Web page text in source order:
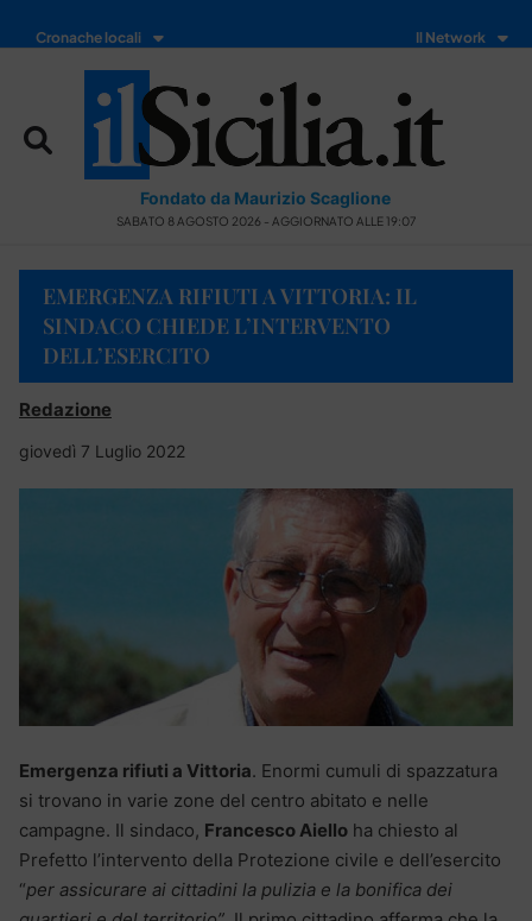
Cronache locali Il Network
Fondato da Maurizio Scaglione
SABATO 8 AGOSTO 2026 - AGGIORNATO ALLE 19:07
EMERGENZA RIFIUTI A VITTORIA: IL
SINDACO CHIEDE L’INTERVENTO
DELL’ESERCITO
Redazione
giovedì 7 Luglio 2022
Emergenza rifiuti a Vittoria. Enormi cumuli di spazzatura
si trovano in varie zone del centro abitato e nelle
campagne. Il sindaco, Francesco Aiello ha chiesto al
Prefetto l’intervento della Protezione civile e dell’esercito
“per assicurare ai cittadini la pulizia e la bonifica dei